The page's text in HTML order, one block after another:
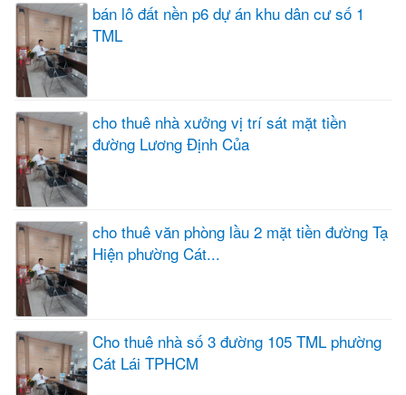
bán lô đất nền p6 dự án khu dân cư số 1
TML
cho thuê nhà xưởng vị trí sát mặt tiền
đường Lương Định Của
cho thuê văn phòng lầu 2 mặt tiền đường Tạ
Hiện phường Cát...
Cho thuê nhà số 3 đường 105 TML phường
Cát Lái TPHCM